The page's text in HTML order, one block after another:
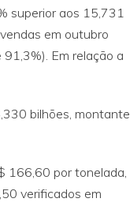
superior aos 15,731
em outubro
Em relação a
bilhões, montante
166,60 por tonelada,
verificados em